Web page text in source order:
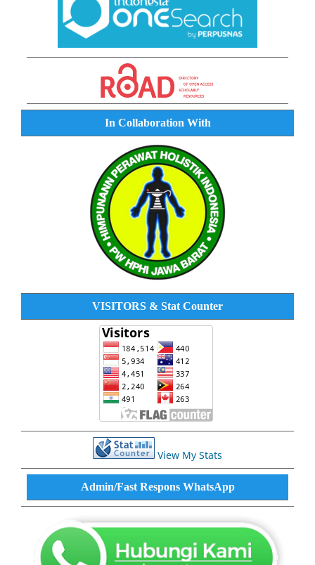
In Collaboration With
VISITORS & Stat Counter
View My Stats
Admin/Fast Respons WhatsApp